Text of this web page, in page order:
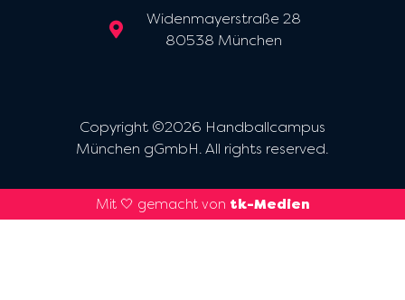
Widenmayerstraße 28
80538 München
Copyright ©2026 Handballcampus
München gGmbH. All rights reserved.
Mit 🤍 gemacht von tk-Medien